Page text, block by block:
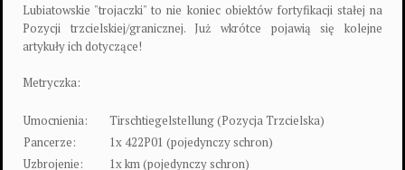
Lubiatowskie "trojaczki" to nie koniec obiektów fortyfikacji stałej na
Pozycji trzcielskiej/granicznej. Już wkrótce pojawią się kolejne
artykuły ich dotyczące!
Metryczka:
Umocnienia:
Tirschtiegelstellung (Pozycja Trzcielska)
Pancerze:
1x 422P01 (pojedynczy schron)
Uzbrojenie:
1x km (pojedynczy schron)